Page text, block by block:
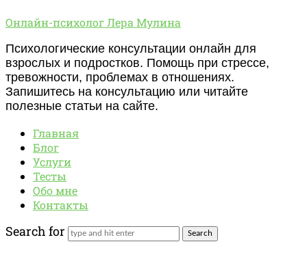
Онлайн-
Лера
Мулина
Онлайн-психолог Лера Мулина
Психологические консультации онлайн для
взрослых и подростков. Помощь при стрессе,
тревожности, проблемах в отношениях.
Запишитесь на консультацию или читайте
полезные статьи на сайте.
Главная
Блог
Услуги
Тесты
Обо мне
Контакты
Search for